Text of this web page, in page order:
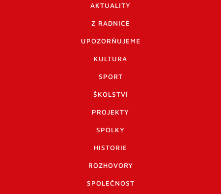
AKTUALITY
Z RADNICE
UPOZORŇUJEME
KULTURA
SPORT
ŠKOLSTVÍ
PROJEKTY
SPOLKY
HISTORIE
ROZHOVORY
SPOLEČNOST